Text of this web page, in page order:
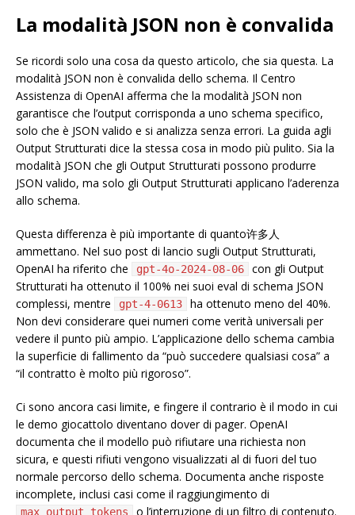
La modalità JSON non è convalida
Se ricordi solo una cosa da questo articolo, che sia questa. La
modalità JSON non è convalida dello schema. Il Centro
Assistenza di OpenAI afferma che la modalità JSON non
garantisce che l’output corrisponda a uno schema specifico,
solo che è JSON valido e si analizza senza errori. La guida agli
Output Strutturati dice la stessa cosa in modo più pulito. Sia la
modalità JSON che gli Output Strutturati possono produrre
JSON valido, ma solo gli Output Strutturati applicano l’aderenza
allo schema.
Questa differenza è più importante di quanto许多人
ammettano. Nel suo post di lancio sugli Output Strutturati,
OpenAI ha riferito che
gpt-4o-2024-08-06
con gli Output
Strutturati ha ottenuto il 100% nei suoi eval di schema JSON
complessi, mentre
gpt-4-0613
ha ottenuto meno del 40%.
Non devi considerare quei numeri come verità universali per
vedere il punto più ampio. L’applicazione dello schema cambia
la superficie di fallimento da “può succedere qualsiasi cosa” a
“il contratto è molto più rigoroso”.
Ci sono ancora casi limite, e fingere il contrario è il modo in cui
le demo giocattolo diventano dover di pager. OpenAI
documenta che il modello può rifiutare una richiesta non
sicura, e questi rifiuti vengono visualizzati al di fuori del tuo
normale percorso dello schema. Documenta anche risposte
incomplete, inclusi casi come il raggiungimento di
max_output_tokens o l’interruzione di un filtro di contenuto.